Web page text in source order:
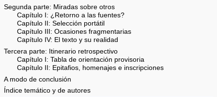
Segunda parte: Miradas sobre otros
Capítulo I: ¿Retorno a las fuentes?
Capítulo II: Selección portátil
Capítulo III: Ocasiones fragmentarias
Capítulo IV: El texto y su realidad
Tercera parte: Itinerario retrospectivo
Capítulo I: Tabla de orientación provisoria
Capítulo II: Epitafios, homenajes e inscripciones
A modo de conclusión
Índice temático y de autores